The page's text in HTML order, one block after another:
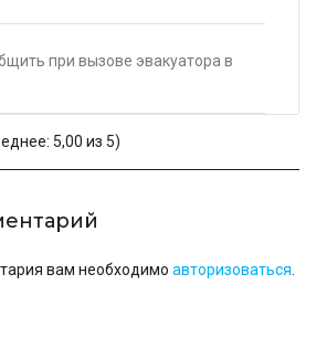
при вызове эвакуатора в
5,00 из 5)
вам необходимо авторизоваться